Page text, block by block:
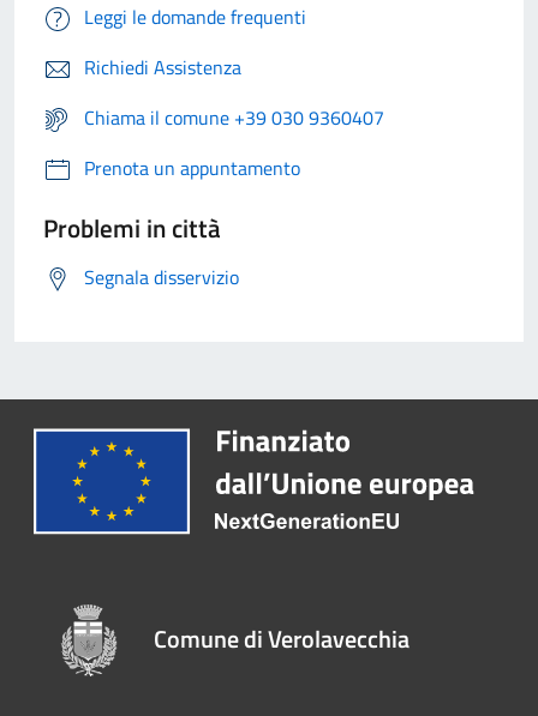
Leggi le domande frequenti
Richiedi Assistenza
Chiama il comune +39 030 9360407
Prenota un appuntamento
Problemi in città
Segnala disservizio
Comune di Verolavecchia